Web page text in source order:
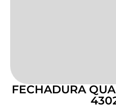
FECHADURA